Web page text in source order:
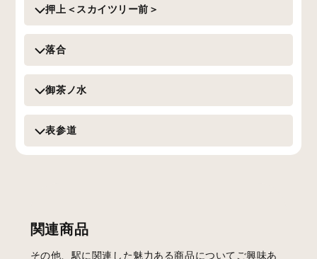
押上＜スカイツリー前＞
落合
御茶ノ水
表参道
関連商品
その他、駅に関連した魅力ある商品についてご興味あ